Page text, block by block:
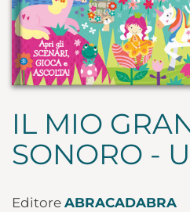
IL MIO
SONORO -
Editore ABRACADABRA